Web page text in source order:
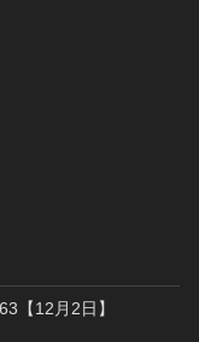
【12月2日】